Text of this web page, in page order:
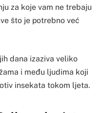
za koje vam ne trebaju
što je potrebno već
dana izaziva veliko
i među ljudima koji
insekata tokom ljeta.